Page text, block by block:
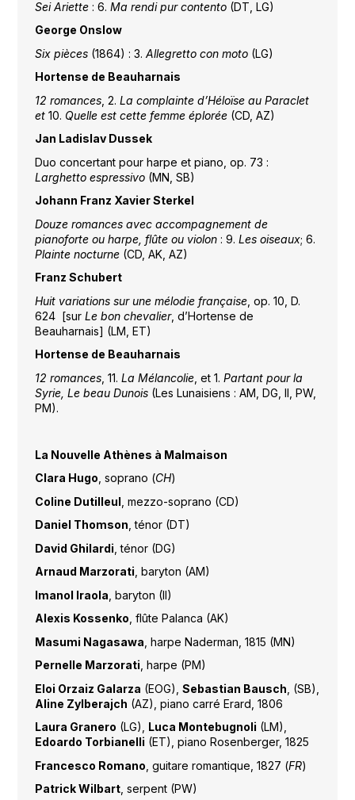
Sei Ariette: 6. Ma rendi pur contento (DT, LG)
George Onslow
Six pièces(1864) : 3. Allegretto con moto (LG)
Hortense de Beauharnais
12 romances, 2. La complainte d’Héloïse au Paraclet
et 10. Quelle est cette femme éplorée (CD, AZ)
Jan Ladislav Dussek
Duo concertant pour harpe et piano, op. 73 :
Larghetto espressivo (MN, SB)
Johann Franz Xavier Sterkel
Douze romances avec accompagnement de
pianoforte ou harpe, flûte ou violon : 9. Les oiseaux; 6.
Plainte nocturne(CD, AK, AZ)
Franz Schubert
Huit variations sur une mélodie française, op. 10, D.
624 [sur Le bon chevalier, d’Hortense de
Beauharnais] (LM, ET)
Hortense de Beauharnais
12 romances, 11. La Mélancolie, et 1. Partant pour la
Syrie, Le beau Dunois(Les Lunaisiens : AM, DG, II, PW,
PM).
La Nouvelle Athènes à Malmaison
Clara Hugo , soprano (CH)
Coline Dutilleul , mezzo-soprano (CD)
Daniel Thomson , ténor (DT)
David Ghilardi , ténor (DG)
Arnaud Marzorati , baryton (AM)
Imanol Iraola , baryton (II)
Alexis Kossenko , flûte Palanca (AK)
Masumi Nagasawa , harpe Naderman, 1815 (MN)
Pernelle Marzorati , harpe (PM)
Eloi Orzaiz Galarza (EOG), Sebastian Bausch , (SB),
Aline Zylberajch (AZ), piano carré Erard, 1806
Laura Granero (LG), Luca Montebugnoli (LM),
Edoardo Torbianelli (ET), piano Rosenberger, 1825
Francesco Romano , guitare romantique, 1827 (FR)
Patrick Wilbart, serpent (PW)